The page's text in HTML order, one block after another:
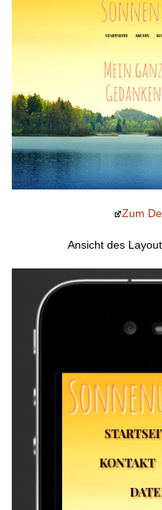
Zum
Ansicht des